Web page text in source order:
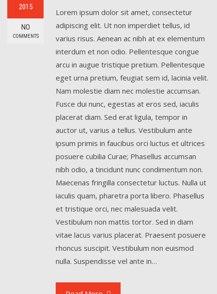
2015
NO
COMMENTS
Lorem ipsum dolor sit amet, consectetur
adipiscing elit. Ut non imperdiet tellus, id
varius risus. Aenean ac nibh at ex elementum
interdum et non odio. Pellentesque congue
arcu in augue tristique pretium. Pellentesque
eget urna pretium, feugiat sem id, lacinia velit.
Nam molestie diam nec molestie accumsan.
Fusce dui nunc, egestas at eros sed, iaculis
placerat diam. Sed erat ligula, tempor in
auctor ut, varius a tellus. Vestibulum ante
ipsum primis in faucibus orci luctus et ultrices
posuere cubilia Curae; Phasellus accumsan
nibh odio, a tincidunt nunc condimentum non.
Maecenas fringilla consectetur luctus. Nulla ut
iaculis quam, pharetra porta libero. Phasellus
et tristique orci, nec malesuada velit.
Vestibulum non mattis tortor. Sed in diam
vitae lacus varius placerat. Praesent posuere
rhoncus suscipit. Vestibulum non euismod
nulla. Suspendisse vel ante in…